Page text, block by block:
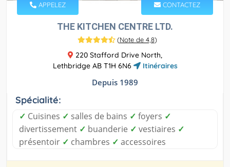
APPELEZ CONTACTEZ
THE KITCHEN CENTRE LTD.
(Note de 4,8)
220 Stafford Drive North,
Lethbridge AB T1H 6N6
Itinéraires
Depuis 1989
Spécialité:
✓ Cuisines ✓ salles de bains ✓ foyers ✓
divertissement ✓ buanderie ✓ vestiaires ✓
présentoir ✓ chambres ✓ accessoires